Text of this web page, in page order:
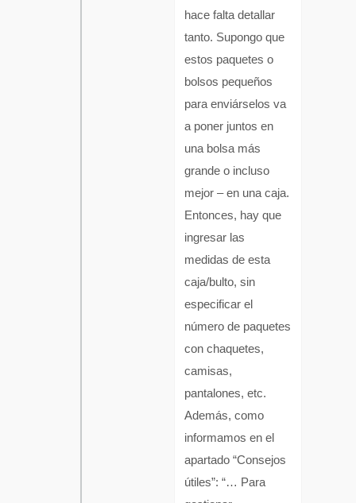
hace falta detallar
tanto. Supongo que
estos paquetes o
bolsos pequeños
para enviárselos va
a poner juntos en
una bolsa más
grande o incluso
mejor – en una caja.
Entonces, hay que
ingresar las
medidas de esta
caja/bulto, sin
especificar el
número de paquetes
con chaquetes,
camisas,
pantalones, etc.
Además, como
informamos en el
apartado “Consejos
útiles”: “… Para